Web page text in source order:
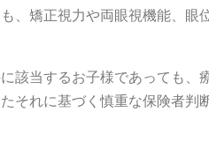
、矯正視力や両眼視機能、眼
該当するお子様であっても
それに基づく慎重な保険者判